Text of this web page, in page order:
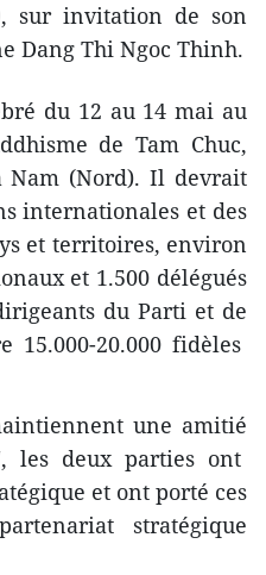
sur invitation de son
Dang Thi Ngoc Thinh.
du 12 au 14 mai au
de Tam Chuc,
Nam (Nord). Il devrait
internationales et des
et territoires, environ
et 1.500 délégués
du Parti et de
15.000-20.000 fidèles
une amitié
les deux parties ont
et ont porté ces
stratégique